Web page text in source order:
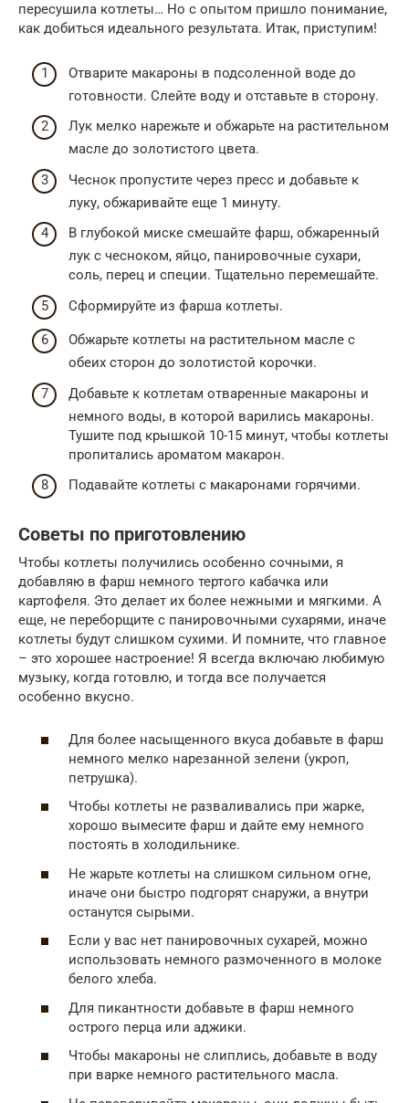
пересушила котлеты… Но с опытом пришло понимание,
как добиться идеального результата. Итак, приступим!
Отварите макароны в подсоленной воде до
готовности. Слейте воду и отставьте в сторону.
Лук мелко нарежьте и обжарьте на растительном
масле до золотистого цвета.
Чеснок пропустите через пресс и добавьте к
луку, обжаривайте еще 1 минуту.
В глубокой миске смешайте фарш, обжаренный
лук с чесноком, яйцо, панировочные сухари,
соль, перец и специи. Тщательно перемешайте.
Сформируйте из фарша котлеты.
Обжарьте котлеты на растительном масле с
обеих сторон до золотистой корочки.
Добавьте к котлетам отваренные макароны и
немного воды, в которой варились макароны.
Тушите под крышкой 10-15 минут, чтобы котлеты
пропитались ароматом макарон.
Подавайте котлеты с макаронами горячими.
Советы по приготовлению
Чтобы котлеты получились особенно сочными, я
добавляю в фарш немного тертого кабачка или
картофеля. Это делает их более нежными и мягкими. А
еще, не переборщите с панировочными сухарями, иначе
котлеты будут слишком сухими. И помните, что главное
– это хорошее настроение! Я всегда включаю любимую
музыку, когда готовлю, и тогда все получается
особенно вкусно.
Для более насыщенного вкуса добавьте в фарш
немного мелко нарезанной зелени (укроп,
петрушка).
Чтобы котлеты не разваливались при жарке,
хорошо вымесите фарш и дайте ему немного
постоять в холодильнике.
Не жарьте котлеты на слишком сильном огне,
иначе они быстро подгорят снаружи, а внутри
останутся сырыми.
Если у вас нет панировочных сухарей, можно
использовать немного размоченного в молоке
белого хлеба.
Для пикантности добавьте в фарш немного
острого перца или аджики.
Чтобы макароны не слиплись, добавьте в воду
при варке немного растительного масла.